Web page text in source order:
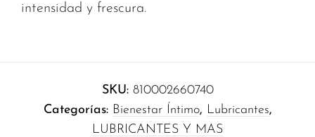
intensidad y frescura.
SKU: 810002660740
Categorías: Bienestar Íntimo, Lubricantes,
LUBRICANTES Y MAS